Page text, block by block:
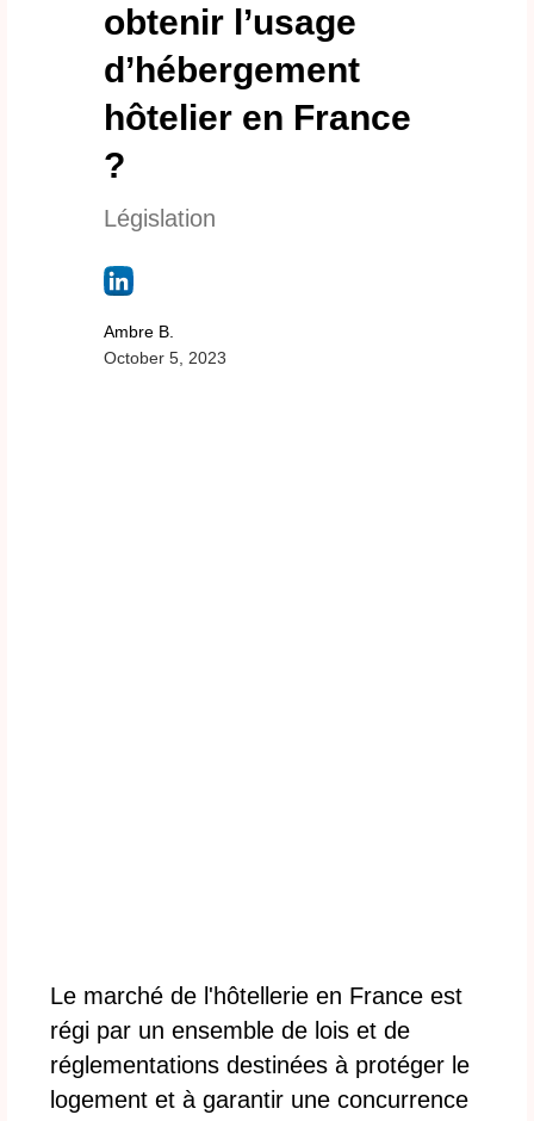
obtenir l’usage
d’hébergement
hôtelier en France
?
Législation
Ambre B.
October 5, 2023
Le marché de l'hôtellerie en France est
régi par un ensemble de lois et de
réglementations destinées à protéger le
logement et à garantir une concurrence